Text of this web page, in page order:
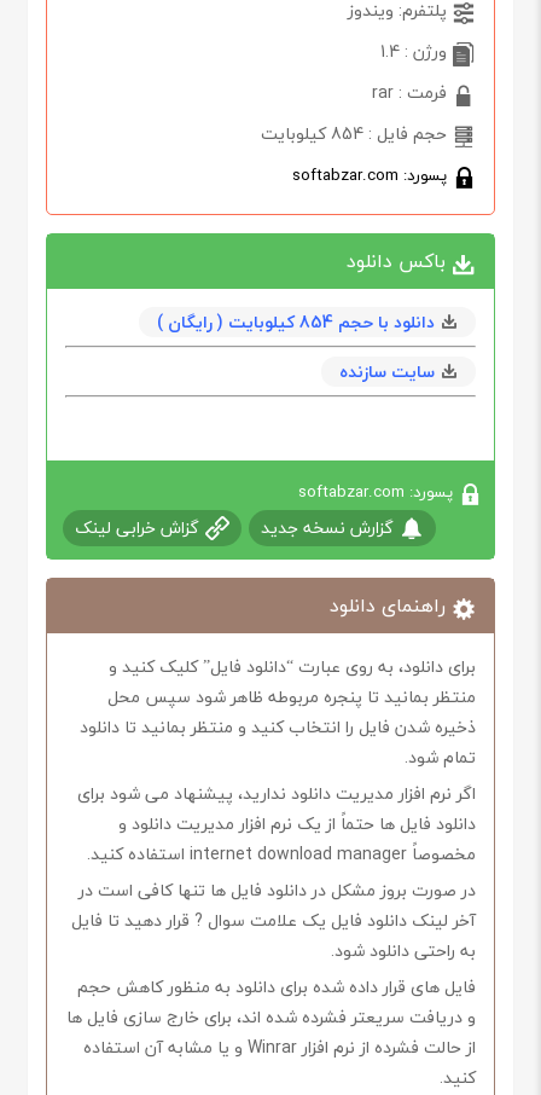
پلتفرم: ویندوز
ورژن : 1.4
فرمت : rar
حجم فایل : 854 کیلوبایت
پسورد: softabzar.com
باکس دانلود
دانلود با حجم 854 کیلوبایت ( رایگان )
سایت سازنده
پسورد: softabzar.com
گزارش نسخه جدید گزاش خرابی لینک
راهنمای دانلود
برای دانلود، به روی عبارت “دانلود فایل” کلیک کنید و
منتظر بمانید تا پنجره مربوطه ظاهر شود سپس محل
ذخیره شدن فایل را انتخاب کنید و منتظر بمانید تا دانلود
تمام شود.
اگر نرم افزار مدیریت دانلود ندارید، پیشنهاد می شود برای
دانلود فایل ها حتماً از یک نرم افزار مدیریت دانلود و
مخصوصاً internet download manager استفاده کنید.
در صورت بروز مشکل در دانلود فایل ها تنها کافی است در
آخر لینک دانلود فایل یک علامت سوال ? قرار دهید تا فایل
به راحتی دانلود شود.
فایل های قرار داده شده برای دانلود به منظور کاهش حجم
و دریافت سریعتر فشرده شده اند، برای خارج سازی فایل ها
از حالت فشرده از نرم افزار Winrar و یا مشابه آن استفاده
کنید.